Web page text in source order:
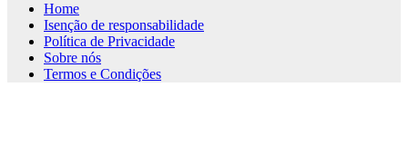
Home
Isenção de responsabilidade
Política de Privacidade
Sobre nós
Termos e Condições